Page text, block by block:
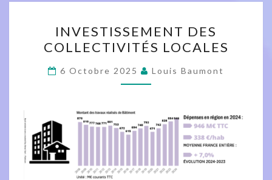
DES
COLLECTIVITÉS
LOCALES
INVESTISSEMENT DES
COLLECTIVITÉS LOCALES
6 Octobre 2025 Louis Baumont